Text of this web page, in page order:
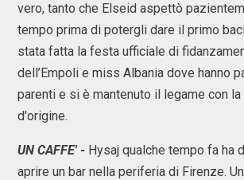
vero, tanto che Elseid aspettò
tempo prima di potergli dare il primo
stata fatta la festa ufficiale di
dell’Empoli e miss Albania dove hanno
parenti e si è mantenuto il legame con
d'origine.
UN CAFFE' - Hysaj qualche tempo fa ha
aprire un bar nella periferia di Firenze.